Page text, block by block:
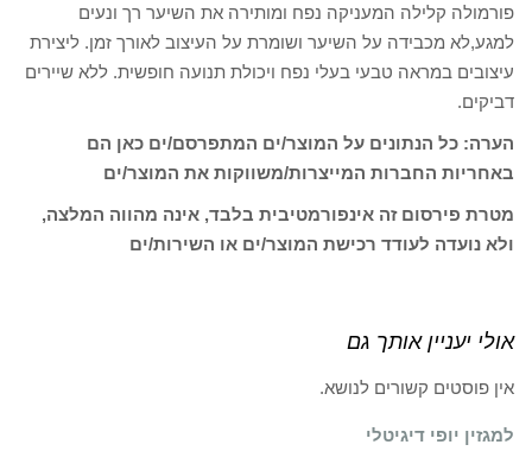
פורמולה קלילה המעניקה נפח ומותירה את השיער רך ונעים
למגע,לא מכבידה על השיער ושומרת על העיצוב לאורך זמן. ליצירת
עיצובים במראה טבעי בעלי נפח ויכולת תנועה חופשית. ללא שיירים
דביקים.
הערה: כל הנתונים על המוצר/ים המתפרסם/ים כאן הם
באחריות החברות המייצרות/משווקות את המוצר/ים
מטרת פירסום זה אינפורמטיבית בלבד, אינה מהווה המלצה,
ולא נועדה לעודד רכישת המוצר/ים או השירות/ים
אולי יעניין אותך גם
אין פוסטים קשורים לנושא.
למגזין יופי דיגיטלי